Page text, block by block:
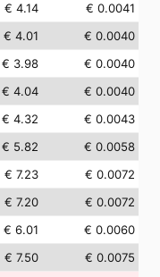
€ 4.14
€ 0.0041
€ 4.01
€ 0.0040
€ 3.98
€ 0.0040
€ 4.04
€ 0.0040
€ 4.32
€ 0.0043
€ 5.82
€ 0.0058
€ 7.23
€ 0.0072
€ 7.20
€ 0.0072
€ 6.01
€ 0.0060
€ 7.50
€ 0.0075